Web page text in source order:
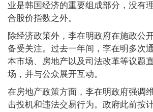
业是韩国经济的重要组成部分，没有
合股价指数之外。
除经济政策外，李在明政府在施政公
备受关注。过去一年间，李在明多次
本市场、房地产以及司法改革等议题
场，并与公众展开互动。
在房地产政策方面，李在明政府强调
击投机和违法交易行为。政府此前按